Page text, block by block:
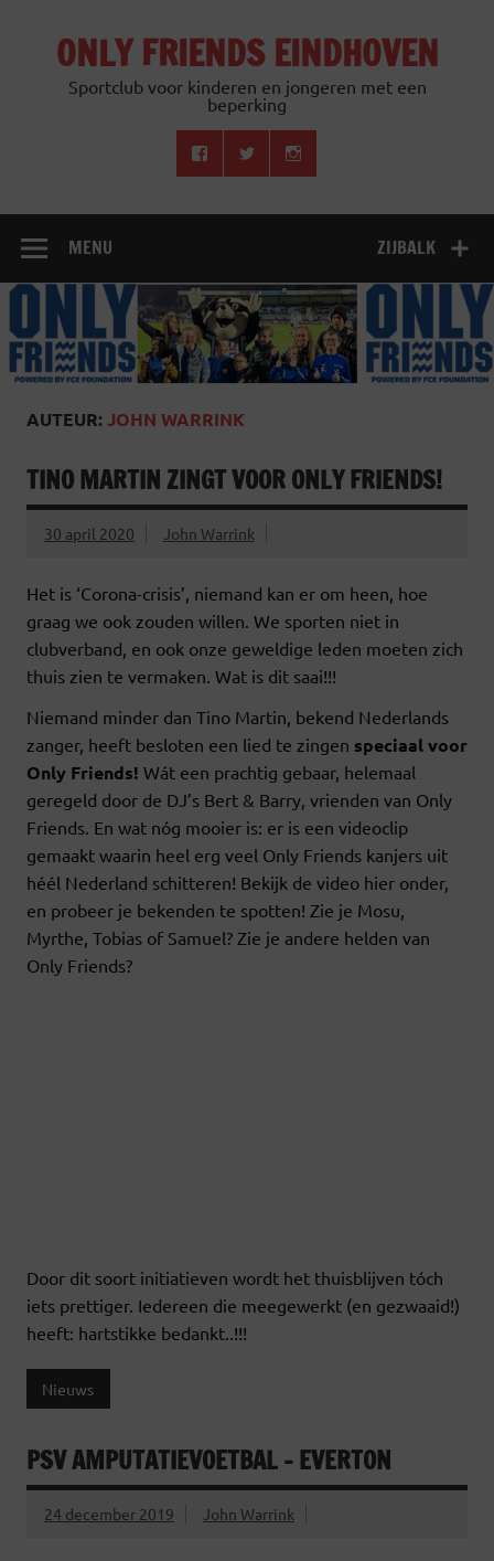
ONLY FRIENDS EINDHOVEN
Sportclub voor kinderen en jongeren met een
beperking
ZIJBALK
MENU
AUTEUR:JOHN WARRINK
TINO MARTIN ZINGT VOOR ONLY FRIENDS!
30 april 2020 John Warrink
Het is ‘Corona-crisis’, niemand kan er om heen, hoe
graag we ook zouden willen. We sporten niet in
clubverband, en ook onze geweldige leden moeten zich
thuis zien te vermaken. Wat is dit saai!!!
Niemand minder dan Tino Martin, bekend Nederlands
zanger, heeft besloten een lied te zingen speciaal voor
Only Friends! Wát een prachtig gebaar, helemaal
geregeld door de DJ’s Bert & Barry, vrienden van Only
Friends. En wat nóg mooier is: er is een videoclip
gemaakt waarin heel erg veel Only Friends kanjers uit
héél Nederland schitteren! Bekijk de video hier onder,
en probeer je bekenden te spotten! Zie je Mosu,
Myrthe, Tobias of Samuel? Zie je andere helden van
Only Friends?
Door dit soort initiatieven wordt het thuisblijven tóch
iets prettiger. Iedereen die meegewerkt (en gezwaaid!)
heeft: hartstikke bedankt..!!!
Nieuws
PSV AMPUTATIEVOETBAL – EVERTON
24 december 2019 John Warrink